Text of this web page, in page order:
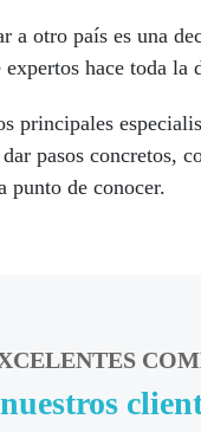
a otro país es una
hace toda la
principales
pasos concretos,
punto de conocer.